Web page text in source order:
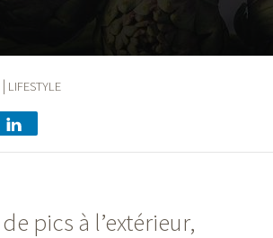
| LIFESTYLE
pics à l’extérieur,